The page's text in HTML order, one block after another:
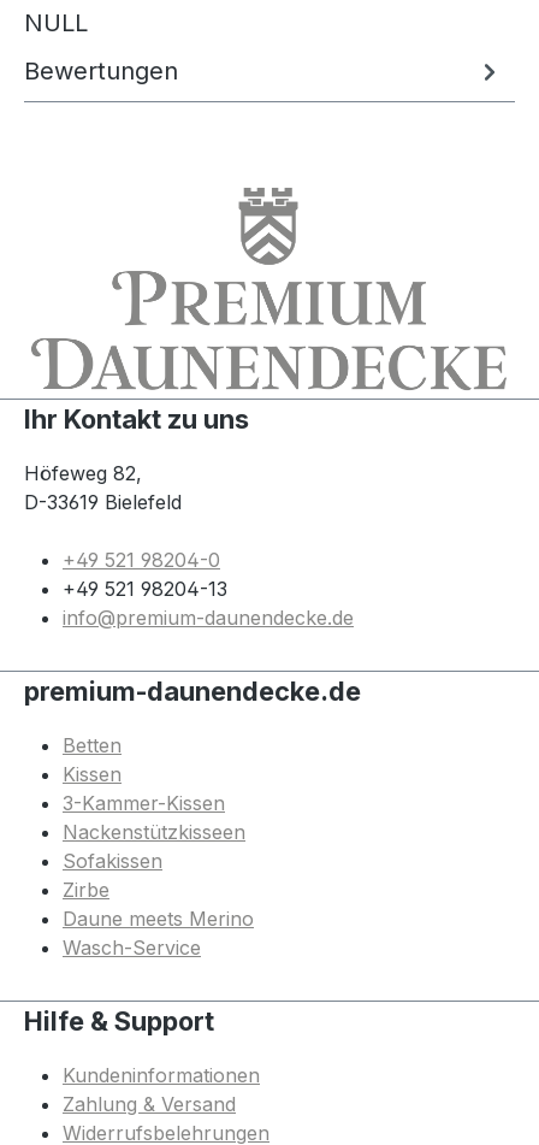
NULL
Bewertungen
Ihr Kontakt zu uns
Höfeweg 82,
D-33619 Bielefeld
+49 521 98204-0
+49 521 98204-13
info@premium-daunendecke.de
premium-daunendecke.de
Betten
Kissen
3-Kammer-Kissen
Nackenstützkisseen
Sofakissen
Zirbe
Daune meets Merino
Wasch-Service
Hilfe & Support
Kundeninformationen
Zahlung & Versand
Widerrufsbelehrungen